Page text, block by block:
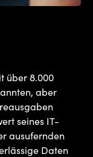
über 8.000
aber
seines IT-
ausufernden
Daten